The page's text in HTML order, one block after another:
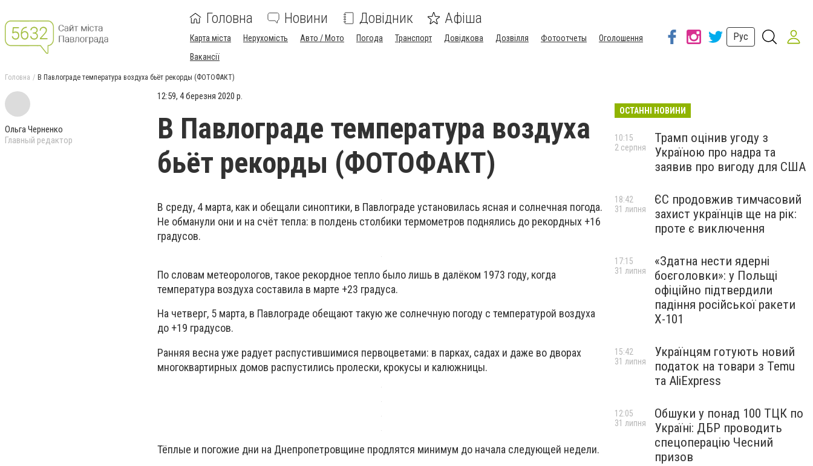
Головна Новини Довідник Афіша
Карта міста Нерухомість Авто / Мото Погода Транспорт Довідкова Дозвілля Фотоотчеты
Оголошення
Вакансії
Рус
Головна В Павлограде температура воздуха бьёт рекорды (ФОТОФАКТ)
Ольга Черненко
Главный редактор
12:59, 4 березня 2020 р.
В Павлограде температура воздуха
бьёт рекорды (ФОТОФАКТ)
В среду, 4 марта, как и обещали синоптики, в Павлограде установилась ясная и солнечная погода.
Не обманули они и на счёт тепла: в полдень столбики термометров поднялись до рекордных +16
градусов.
По словам метеорологов, такое рекордное тепло было лишь в далёком 1973 году, когда
температура воздуха составила в марте +23 градуса.
На четверг, 5 марта, в Павлограде обещают такую же солнечную погоду с температурой воздуха
до +19 градусов.
Ранняя весна уже радует распустившимися первоцветами: в парках, садах и даже во дворах
многоквартирных домов распустились пролески, крокусы и калюжницы.
Тёплые и погожие дни на Днепропетровщине продлятся минимум до начала следующей недели.
ОСТАННІ НОВИНИ
Трамп оцінив угоду з
Україною про надра та
заявив про вигоду для США
10:15
2 серпня
ЄС продовжив тимчасовий
захист українців ще на рік:
проте є виключення
18:42
31 липня
«Здатна нести ядерні
боєголовки»: у Польщі
офіційно підтвердили
падіння російської ракети
Х-101
17:15
31 липня
Українцям готують новий
податок на товари з Temu
та AliExpress
15:42
31 липня
Обшуки у понад 100 ТЦК по
Україні: ДБР проводить
спецоперацію Чесний
призов
12:05
31 липня